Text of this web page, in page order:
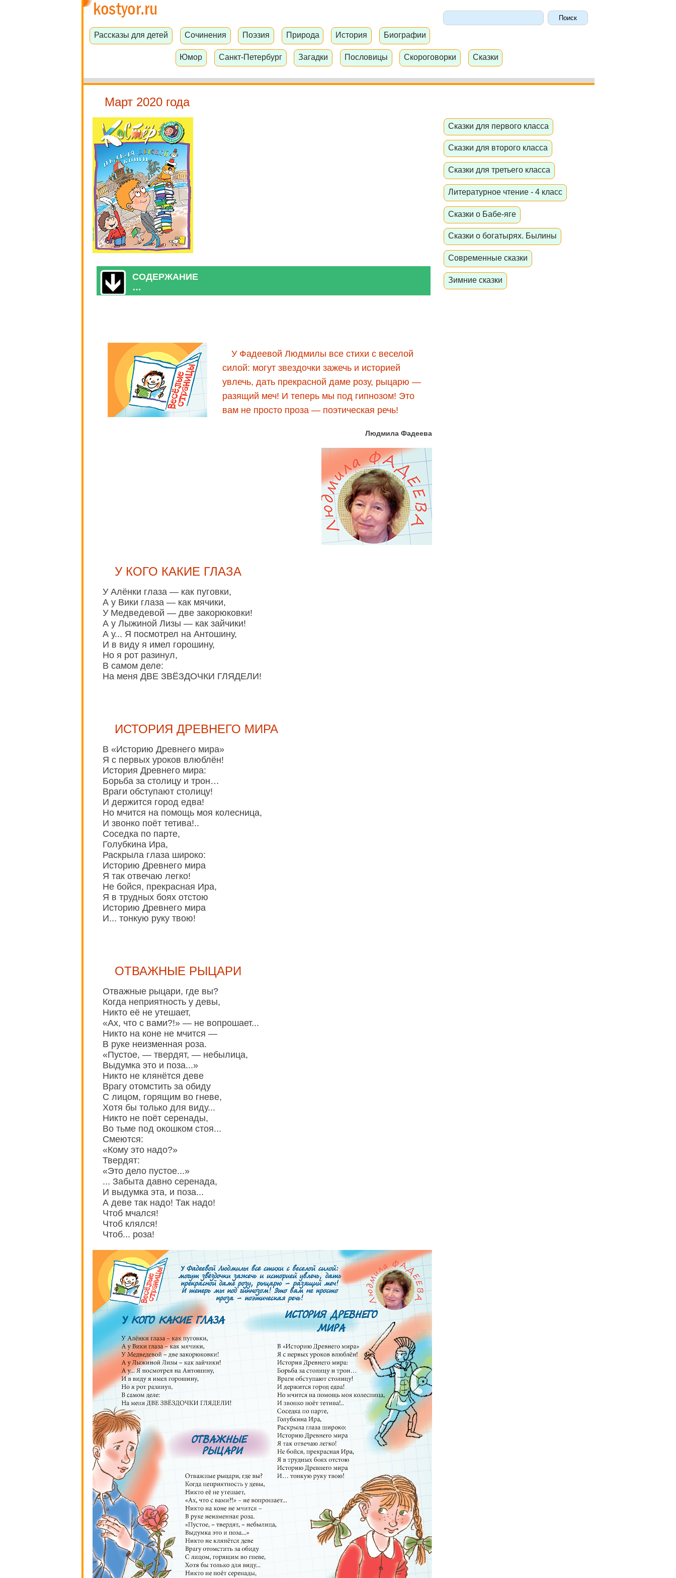
Рассказы для детей Сочинения Поэзия Природа История Биографии
Юмор Санкт-Петербург Загадки Пословицы Скороговорки Сказки
Март 2020 года
СОДЕРЖАНИЕ
…
У Фадеевой Людмилы всe стихи с веселой
силой: могут звeздочки зажечь и историей
увлечь, дать прекрасной даме розу, рыцарю —
разящий меч! И теперь мы под гипнозом! Это
вам не просто проза — поэтическая речь!
Людмила Фадеева
У КОГО КАКИЕ ГЛАЗА
У Алёнки глаза — как пуговки,
А у Вики глаза — как мячики,
У Медведевой — две закорюковки!
А у Лыжиной Лизы — как зайчики!
А у... Я посмотрел на Антошину,
И в виду я имел горошину,
Но я рот разинул,
В самом деле:
На меня ДВЕ ЗВЁЗДОЧКИ ГЛЯДЕЛИ!
ИСТОРИЯ ДРЕВНЕГО МИРА
В «Историю Древнего мира»
Я с первых уроков влюблён!
История Древнего мира:
Борьба за столицу и трон…
Враги обступают столицу!
И держится город едва!
Но мчится на помощь моя колесница,
И звонко поёт тетива!..
Соседка по парте,
Голубкина Ира,
Раскрыла глаза широко:
Историю Древнего мира
Я так отвечаю легко!
Не бойся, прекрасная Ира,
Я в трудных боях отстою
Историю Древнего мира
И... тонкую руку твою!
ОТВАЖНЫЕ РЫЦАРИ
Отважные рыцари, где вы?
Когда неприятность у девы,
Никто её не утешает,
«Ах, что с вами?!» — не вопрошает...
Никто на коне не мчится —
В руке неизменная роза.
«Пустое, — твердят, — небылица,
Выдумка это и поза...»
Никто не клянётся деве
Врагу отомстить за обиду
С лицом, горящим во гневе,
Хотя бы только для виду...
Никто не поёт серенады,
Во тьме под окошком стоя...
Смеются:
«Кому это надо?»
Твердят:
«Это дело пустое...»
... Забыта давно серенада,
И выдумка эта, и поза...
А деве так надо! Так надо!
Чтоб мчался!
Чтоб клялся!
Чтоб... роза!
Сказки для первого класса
Сказки для второго класса
Сказки для третьего класса
Литературное чтение - 4 класс
Сказки о Бабе-яге
Сказки о богатырях. Былины
Современные сказки
Зимние сказки